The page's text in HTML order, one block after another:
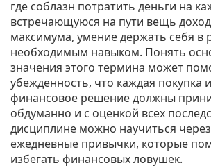
где соблазн потратить деньги на
встречающуюся на пути вещь
максимума, умение держать себя в
необходимым навыком. Понять
значения этого термина может
убежденность, что каждая покупка
финансовое решение должны
обдуманно и с оценкой всех
дисциплине можно научиться
ежедневные привычки, которые
избегать финансовых ловушек.